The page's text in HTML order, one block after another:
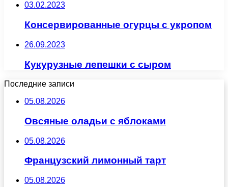
03.02.2023
Консервированные огурцы с укропом
26.09.2023
Кукурузные лепешки с сыром
Последние записи
05.08.2026
Овсяные оладьи с яблоками
05.08.2026
Французский лимонный тарт
05.08.2026